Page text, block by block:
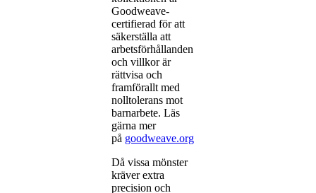
Goodweave-
certifierad för att
säkerställa att
arbetsförhållanden
och villkor är
rättvisa och
framförallt med
nolltolerans mot
barnarbete. Läs
gärna mer
på goodweave.org
Då vissa mönster
kräver extra
precision och